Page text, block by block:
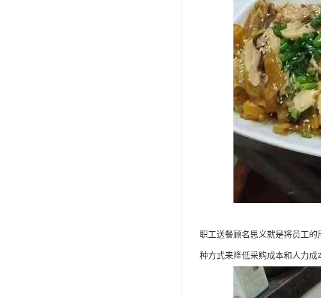
职工送餐顾名思义就是将员工
种方式来降低采购成本和人力成